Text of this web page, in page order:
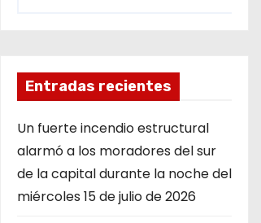
Entradas recientes
Un fuerte incendio estructural
alarmó a los moradores del sur
de la capital durante la noche del
miércoles 15 de julio de 2026